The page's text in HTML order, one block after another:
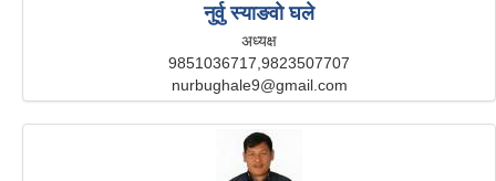
नुर्वु स्याङवो घले
अध्यक्ष
9851036717,9823507707
nurbughale9@gmail.com